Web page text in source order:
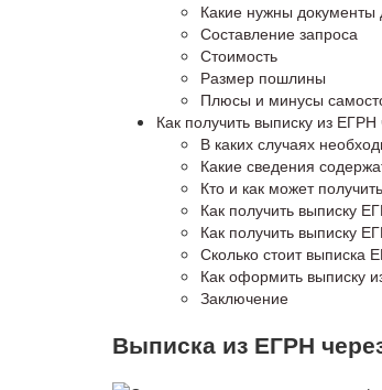
Какие нужны
Составление запроса
Стоимость
Размер пошлины
Плюсы и минусы
Как получить выписку из
В каких случаях
Какие сведения
Кто и как может
Как получить выписку
Как получить выписку
Сколько стоит выписка
Как оформить выписку
Заключение
Выписка из ЕГРН